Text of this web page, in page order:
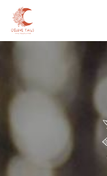
Aller
contenu